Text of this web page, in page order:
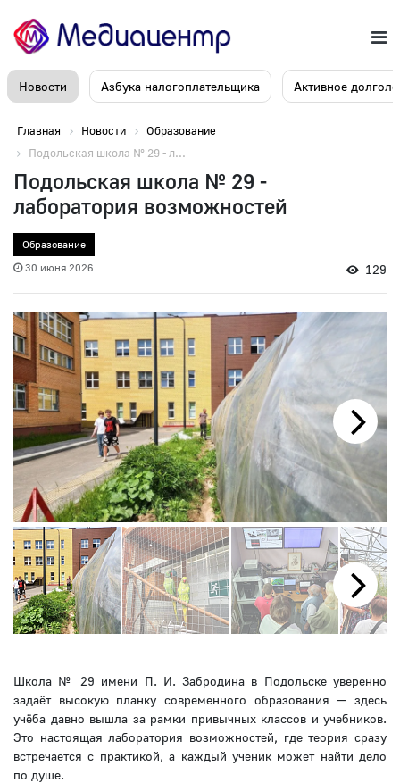
Новости Азбука налогоплательщика Активное
Главная Новости
Образование
Подольская школа № 29 - л...
Подольская школа № 29 -
лаборатория возможностей
Образование
30 июня 2026
129
Next
Next
Школа № 29 имени П. И. Забродина в Подольске уверенно
задаёт высокую планку современного образования — здесь
учёба давно вышла за рамки привычных классов и учебников.
Это настоящая лаборатория возможностей, где теория сразу
встречается с практикой, а каждый ученик может найти дело
по душе.